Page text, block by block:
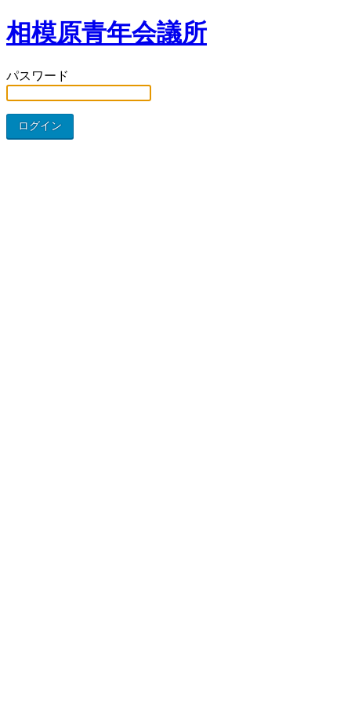
相模原青年会議所
パスワード